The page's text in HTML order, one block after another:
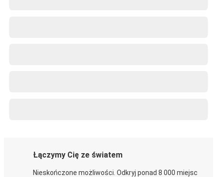
Łączymy Cię ze światem
Nieskończone możliwości. Odkryj ponad 8 000 miejsc